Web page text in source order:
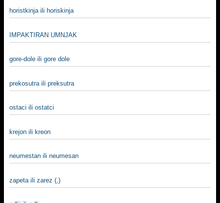
horistkinja ili horiskinja
IMPAKTIRAN UMNJAK
gore-dole ili gore dole
prekosutra ili preksutra
ostaci ili ostatci
krejon ili kreon
neumestan ili neumesan
zapeta ili zarez (,)